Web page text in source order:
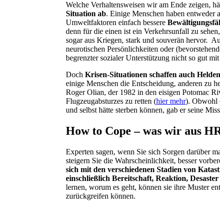
Welche Verhaltensweisen wir am Ende zeigen,
Situation ab. Einige Menschen haben entweder
Umweltfaktoren einfach bessere
denn für die einen ist ein Verkehrsunfall zu
sogar aus Kriegen, stark und souverän hervor.
neurotischen Persönlichkeiten oder
begrenzter sozialer Unterstützung nicht so gut
Doch Krisen-Situationen schaffen auch
einige Menschen die Entscheidung, anderen zu
Roger Olian, der 1982 in den eisigen Potomac
Flugzeugabsturzes zu retten (hier mehr). Obwohl
und selbst hätte sterben können, gab er seine
How to Cope – was wir aus
Experten sagen, wenn Sie sich Sorgen darüber
steigern Sie die Wahrscheinlichkeit, besser
sich mit den verschiedenen Stadien von
einschließlich Bereitschaft, Reaktion,
lernen, worum es geht, können sie ihre Muster
zurückgreifen können.